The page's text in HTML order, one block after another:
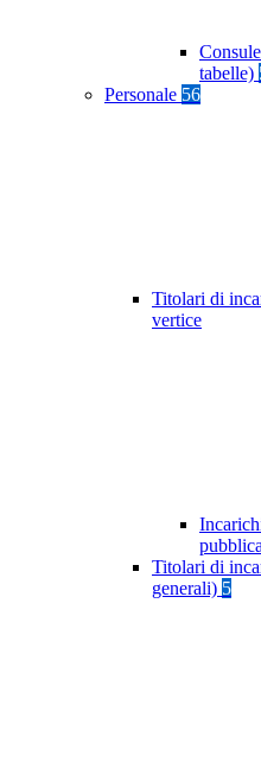
tabelle)
Personale 56
Titolari di
vertice
Titolari di
generali) 5